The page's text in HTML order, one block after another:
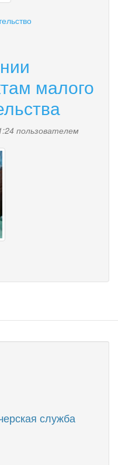
малого
пользователем
служба